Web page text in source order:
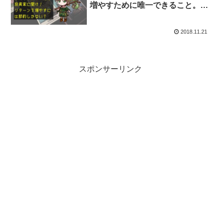
増やすために唯一できること。を
2018.11.21
スポンサーリンク